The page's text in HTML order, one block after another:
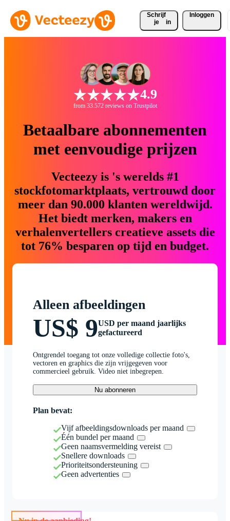
Schrijf
je
in
Inloggen
4.9
from 33.572 reviews on Trustpilot
Betaalbare abonnementen
met eenvoudige prijzen
Vecteezy is 's werelds #1
stockfotomarktplaats, vertrouwd door
meer dan 90.000 klanten wereldwijd.
Het biedt merken, makers en
verhalenvertellers creatieve assets die
tot 76% besparen op tijd en budget.
Alleen afbeeldingen
US$ 9USD per maand jaarlijks
gefactureerd
Ontgrendel toegang tot onze volledige collectie foto's,
vectoren en graphics die zijn vrijgegeven voor
commercieel gebruik. Video niet inbegrepen.
Nu abonneren
Plan bevat:
Vijf afbeeldingsdownloads per maand
Één bundel per maand
Geen naamsvermelding vereist
Snellere downloads
Prioriteitsondersteuning
Geen advertenties
Nu in de aanbieding!